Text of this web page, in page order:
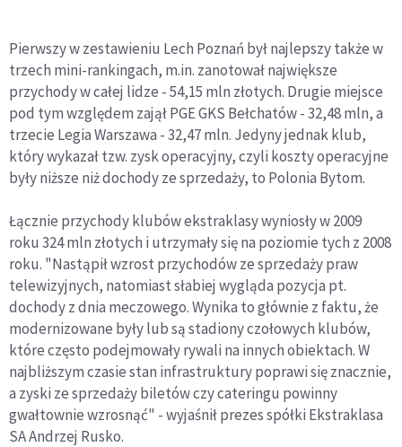
Pierwszy w zestawieniu Lech Poznań był najlepszy także w
trzech mini-rankingach, m.in. zanotował największe
przychody w całej lidze - 54,15 mln złotych. Drugie miejsce
pod tym względem zajął PGE GKS Bełchatów - 32,48 mln, a
trzecie Legia Warszawa - 32,47 mln. Jedyny jednak klub,
który wykazał tzw. zysk operacyjny, czyli koszty operacyjne
były niższe niż dochody ze sprzedaży, to Polonia Bytom.
Łącznie przychody klubów ekstraklasy wyniosły w 2009
roku 324 mln złotych i utrzymały się na poziomie tych z 2008
roku. "Nastąpił wzrost przychodów ze sprzedaży praw
telewizyjnych, natomiast słabiej wygląda pozycja pt.
dochody z dnia meczowego. Wynika to głównie z faktu, że
modernizowane były lub są stadiony czołowych klubów,
które często podejmowały rywali na innych obiektach. W
najbliższym czasie stan infrastruktury poprawi się znacznie,
a zyski ze sprzedaży biletów czy cateringu powinny
gwałtownie wzrosnąć" - wyjaśnił prezes spółki Ekstraklasa
SA Andrzej Rusko.